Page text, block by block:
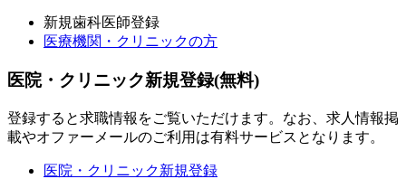
新規歯科医師登録
医療機関・クリニックの方
医院・クリニック新規登録(無料)
登録すると求職情報をご覧いただけます。なお、求人情報掲
載やオファーメールのご利用は有料サービスとなります。
医院・クリニック新規登録